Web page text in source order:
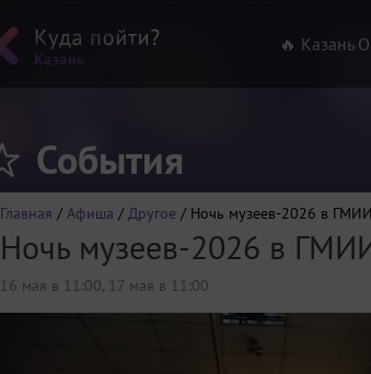
🔥 Казань
События
Главная / Афиша / Другое / Ночь музеев-2026 в
Ночь музеев-2026 в
16 мая в 11:00, 17 мая в 11:00